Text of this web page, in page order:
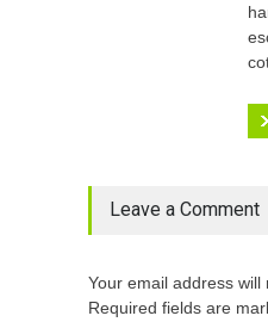
Leave a Comment
Your email address will
Required fields are